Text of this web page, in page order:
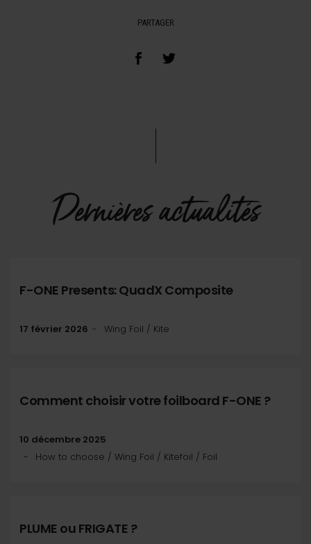
PARTAGER
Dernières actualités
F-ONE Presents: QuadX Composite
17 février 2026 Wing Foil / Kite
Comment choisir votre foilboard F-ONE ?
10 décembre 2025
How to choose / Wing Foil / Kitefoil / Foil
PLUME ou FRIGATE ?